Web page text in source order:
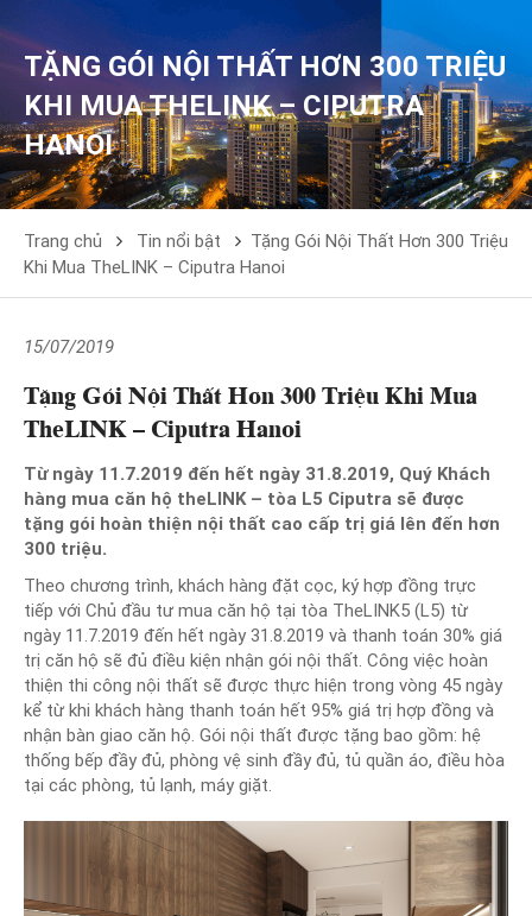
TẶNG GÓI NỘI THẤT HƠN 300 TRIỆU
KHI MUA THELINK – CIPUTRA
HANOI
Trang chủ Tin nổi bật
Tặng Gói Nội Thất Hơn 300 Triệu
Khi Mua TheLINK – Ciputra Hanoi
15/07/2019
Tặng Gói Nội Thất Hơn 300 Triệu Khi Mua
TheLINK – Ciputra Hanoi
Từ ngày 11.7.2019 đến hết ngày 31.8.2019, Quý Khách
hàng mua căn hộ theLINK – tòa L5 Ciputra sẽ được
tặng gói hoàn thiện nội thất cao cấp trị giá lên đến hơn
300 triệu.
Theo chương trình, khách hàng đặt cọc, ký hợp đồng trực
tiếp với Chủ đầu tư mua căn hộ tại tòa TheLINK5 (L5) từ
ngày 11.7.2019 đến hết ngày 31.8.2019 và thanh toán 30% giá
trị căn hộ sẽ đủ điều kiện nhận gói nội thất. Công việc hoàn
thiện thi công nội thất sẽ được thực hiện trong vòng 45 ngày
kể từ khi khách hàng thanh toán hết 95% giá trị hợp đồng và
nhận bàn giao căn hộ. Gói nội thất được tặng bao gồm: hệ
thống bếp đầy đủ, phòng vệ sinh đầy đủ, tủ quần áo, điều hòa
tại các phòng, tủ lạnh, máy giặt.